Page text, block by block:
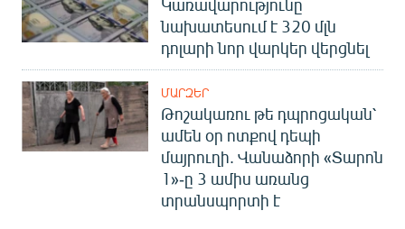
Կառավարությունը
նախատեսում է 320 մլն
դոլարի նոր վարկեր վերցնել
ՄԱՐԶԵՐ
Թոշակառու թե դպրոցական՝
ամեն օր ոտքով դեպի
մայրուղի. Վանաձորի «Տարոն
1»-ը 3 ամիս առանց
տրանսպորտի է